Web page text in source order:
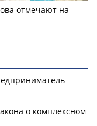
отмечают на
о комплексном